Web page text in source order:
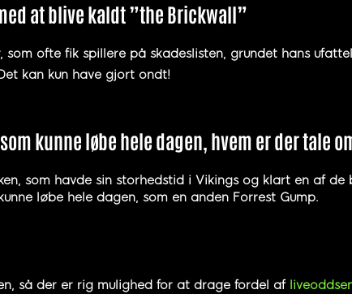
at blive kaldt ”the Brickwall”
som ofte fik spillere på skadeslisten, grundet hans
kan kun have gjort ondt!
kunne løbe hele dagen, hvem er der tale
som havde sin storhedstid i Vikings og klart en af
løbe hele dagen, som en anden Forrest Gump.
så der er rig mulighed for at drage fordel af